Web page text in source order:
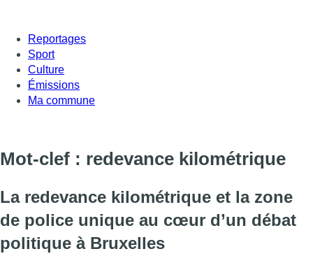
Reportages
Sport
Culture
Émissions
Ma commune
Mot-clef : redevance kilométrique
La redevance kilométrique et la zone
de police unique au cœur d’un débat
politique à Bruxelles